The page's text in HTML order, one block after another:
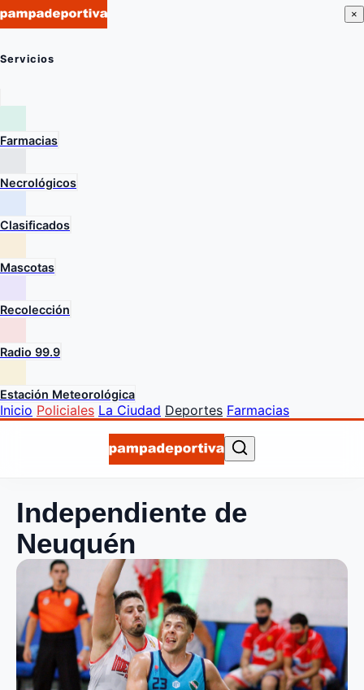
×
Servicios
Farmacias
Necrológicos
Clasificados
Mascotas
Recolección
Radio 99.9
Estación Meteorológica
Inicio Policiales La Ciudad Deportes Farmacias
Independiente de
Neuquén